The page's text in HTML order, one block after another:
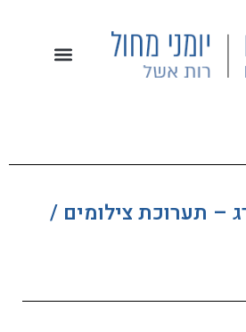
– תערוכת צילומים /